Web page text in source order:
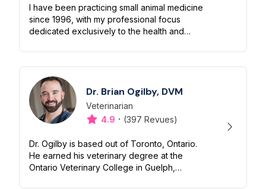
I have been practicing small animal medicine
since 1996, with my professional focus
dedicated exclusively to the health and
years, I have cared for pets at every...
Dr. Brian Ogilby, DVM
Désignation
Veterinarian
Capacités
4.9 · (397 Revues)
Dr. Ogilby is based out of Toronto, Ontario.
He earned his veterinary degree at the
Ontario Veterinary College in Guelph,